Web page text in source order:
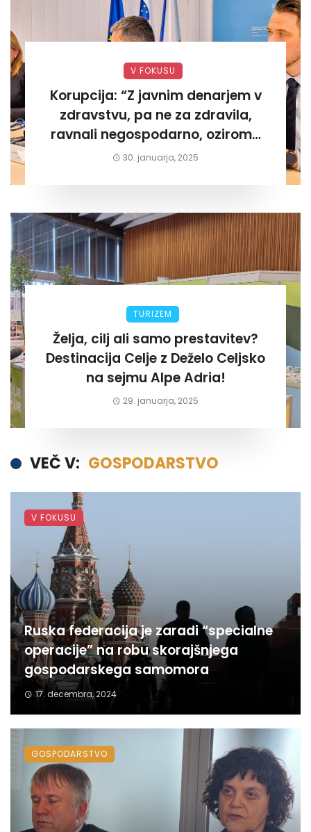
V FOKUSU
Korupcija: “Z javnim denarjem v
zdravstvu, pa ne za zdravila,
ravnali negospodarno, oziroma
za lastni žep. Tokrat na Žalskem«
30. januarja, 2025
TURIZEM
Želja, cilj ali samo prestavitev?
Destinacija Celje z Deželo Celjsko
na sejmu Alpe Adria!
29. januarja, 2025
VEČ V: GOSPODARSTVO
Ruska federacija je zaradi “specialne
operacije” na robu skorajšnjega
gospodarskega samomora
17. decembra, 2024
V FOKUSU
GOSPODARSTVO